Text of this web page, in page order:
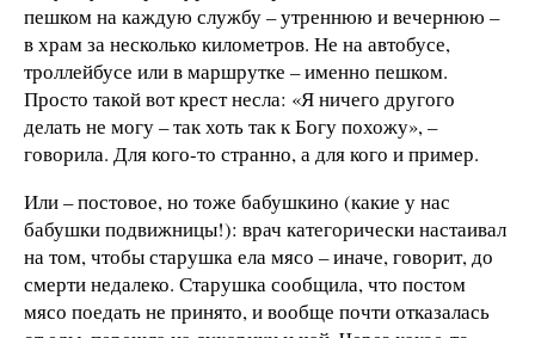
пешком на каждую службу – утреннюю и вечернюю –
в храм за несколько километров. Не на автобусе,
троллейбусе или в маршрутке – именно пешком.
Просто такой вот крест несла: «Я ничего другого
делать не могу – так хоть так к Богу похожу», –
говорила. Для кого-то странно, а для кого и пример.
Или – постовое, но тоже бабушкино (какие у нас
бабушки подвижницы!): врач категорически настаивал
на том, чтобы старушка ела мясо – иначе, говорит, до
смерти недалеко. Старушка сообщила, что постом
мясо поедать не принято, и вообще почти отказалась